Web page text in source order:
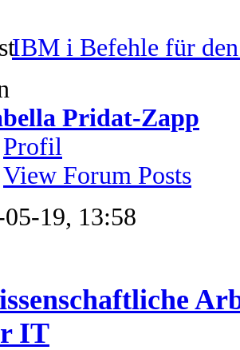
IBM i Befehle für
Pridat-Zapp
Profil
View Forum Posts
05-19, 13:58
IT